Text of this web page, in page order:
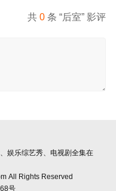
共0 条 “后室” 影评
娱乐综艺秀、电视剧全集在
All Rights Reserved
号